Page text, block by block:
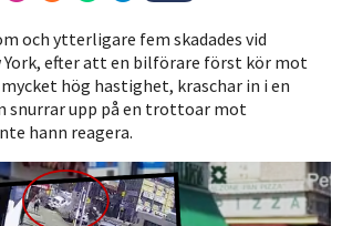
och ytterligare fem skadades vid
York, efter att en bilförare först kör mot
hög hastighet, kraschar in i en
snurrar upp på en trottoar mot
hann reagera.